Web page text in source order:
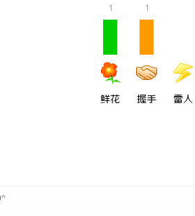
1
鲜花
1
握手 雷人